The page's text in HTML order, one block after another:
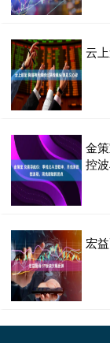
云
金
控
宏